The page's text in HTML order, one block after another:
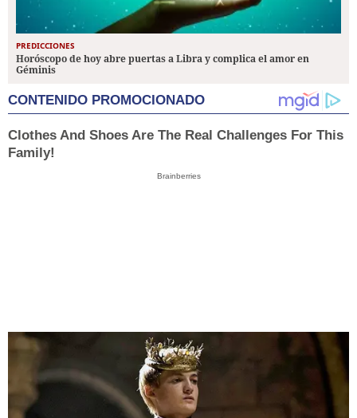
PREDICCIONES
Horóscopo de hoy abre puertas a Libra y complica el amor en
Géminis
CONTENIDO PROMOCIONADO
Clothes And Shoes Are The Real Challenges For This
Family!
Brainberries